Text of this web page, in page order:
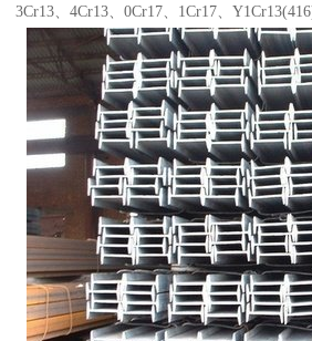
3Cr13、4Cr13、0Cr17、1Cr17、